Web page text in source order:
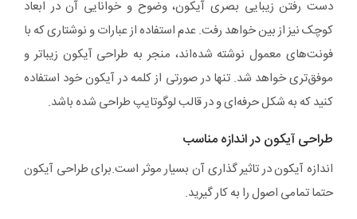
دست رفتن زیبایی بصری آیکون، وضوح و خوانایی آن در ابعاد
کوچک نیز از بین خواهد رفت. عدم استفاده از عبارات و نوشتاری که با
فونت‌های معمول نوشته شده‌اند، منجر به طراحی آیکون زیباتر و
موفق‌تری خواهد شد. تنها در صورتی از کلمه در آیکون خود استفاده
کنید که به شکل حرفه‌ای و در قالب لوگوتایپ طراحی شده باشد.
طراحی آیکون در اندازه مناسب
اندازه آیکون در تاثیر گذاری آن بسیار موثر است.برای طراحی آیکون
حتما تمامی اصول را به کار گیرید.